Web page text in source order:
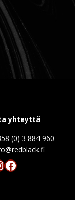
yhteyttä
(0) 3 884 960
Facebook